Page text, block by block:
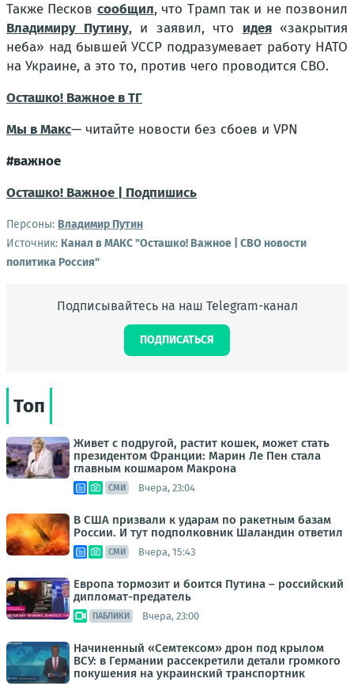
Также Песков сообщил, что Трамп так и не позвонил
Владимиру Путину, и заявил, что идея«закрытия
неба» над бывшей УССР подразумевает работу НАТО
на Украине, а это то, против чего проводится СВО.
Осташко! Важное в ТГ
Мы в Макс— читайте новости без сбоев и VPN
#важное
Осташко! Важное | Подпишись
Персоны: Владимир Путин
Источник: Канал в МАКС "Осташко! Важное | СВО новости
политика Россия"
Подписывайтесь на наш Telegram-канал
ПОДПИСАТЬСЯ
Топ
Живет с подругой, растит кошек, может стать
президентом Франции: Марин Ле Пен стала
главным кошмаром Макрона
СМИ Вчера, 23:04
В США призвали к ударам по ракетным базам
России. И тут подполковник Шаландин ответил
СМИ Вчера, 15:43
Европа тормозит и боится Путина – российский
дипломат-предатель
ПАБЛИКИ Вчера, 23:00
Начиненный «Семтексом» дрон под крылом
ВСУ: в Германии рассекретили детали громкого
покушения на украинский транспортник